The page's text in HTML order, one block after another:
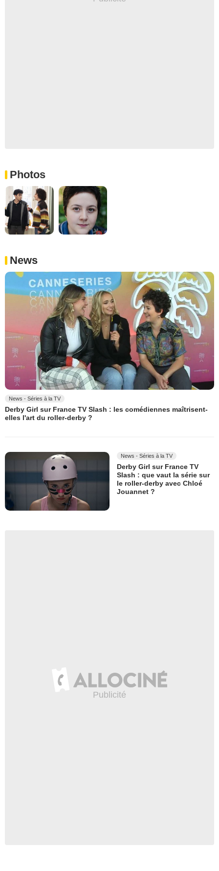
Photos
News
News - Séries à la TV
Derby Girl sur France TV Slash : les comédiennes maîtrisent-
elles l'art du roller-derby ?
News - Séries à la TV
Derby Girl sur France TV
Slash : que vaut la série sur
le roller-derby avec Chloé
Jouannet ?